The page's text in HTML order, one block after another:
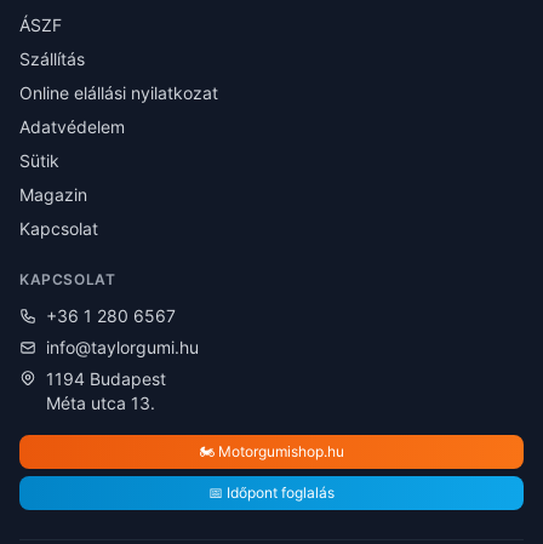
ÁSZF
Szállítás
Online elállási nyilatkozat
Adatvédelem
Sütik
Magazin
Kapcsolat
KAPCSOLAT
+36 1 280 6567
info@taylorgumi.hu
1194 Budapest
Méta utca 13.
🏍️ Motorgumishop.hu
📅 Időpont foglalás